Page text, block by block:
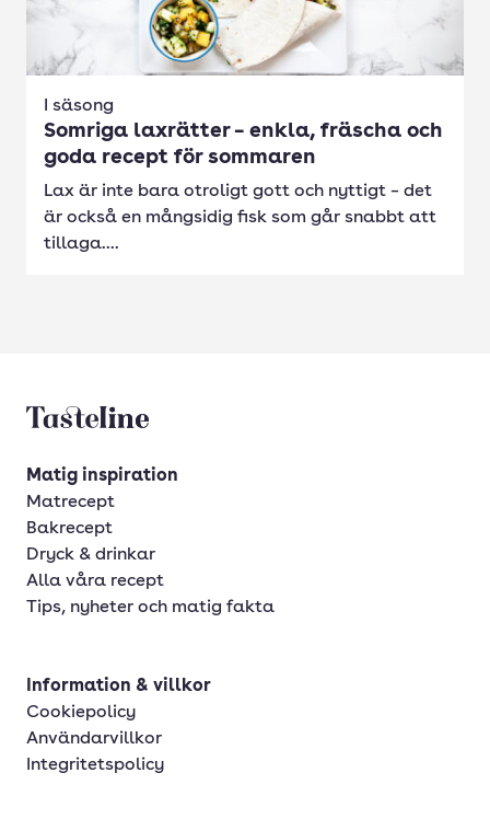
I säsong
Somriga laxrätter – enkla, fräscha och
goda recept för sommaren
Lax är inte bara otroligt gott och nyttigt – det
är också en mångsidig fisk som går snabbt att
tillaga....
Tasteline startsida
Matig inspiration
Matrecept
Bakrecept
Dryck & drinkar
Alla våra recept
Tips, nyheter och matig fakta
Information & villkor
Cookiepolicy
Användarvillkor
Integritetspolicy